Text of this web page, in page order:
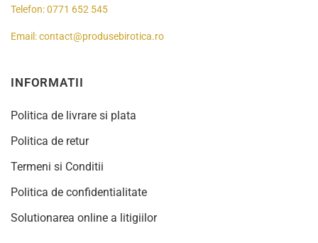
Telefon:0771 652 545
Email:contact@produsebirotica.ro
INFORMATII
Politica de livrare si plata
Politica de retur
Termeni si Conditii
Politica de confidentialitate
Solutionarea online a litigiilor